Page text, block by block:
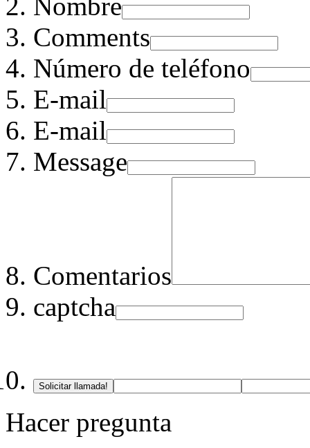
Comments
Número de teléfono
E-mail
E-mail
Message
Comentarios
captcha
Solicitar llamada!
Hacer pregunta